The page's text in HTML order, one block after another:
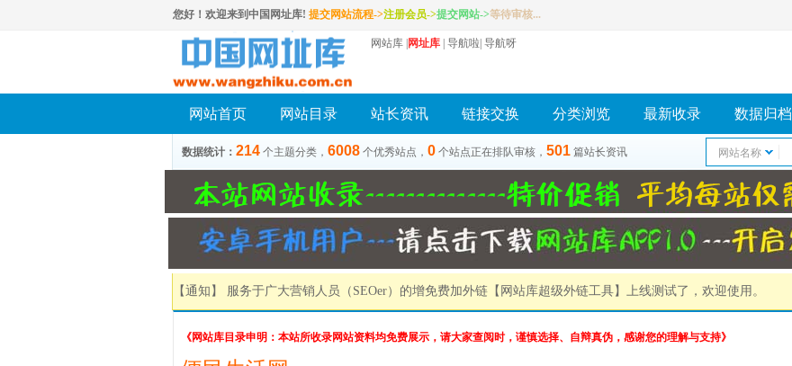
您好！欢迎来到中国网址库! 提交网站流程->注册会员->提交网站->等待审核...
网站库 网址库 导航啦 导航呀
网站首页 网站目录 站长资讯 链接交换 分类浏览 最新收录 数据归档
数据统计： 214 个主题分类， 6008 个优秀站点， 0 个站点正在排队审核， 501 篇站长资讯 网站名称
【通知】 服务于广大营销人员（SEOer）的增免费加外链 【网站库超级外链工具】 上线测试了，欢迎使用。
《网站库目录申明：本站所收录网站资料均免费展示，请大家查阅时，谨慎选择、自辩真伪，感谢您的理解与支持》